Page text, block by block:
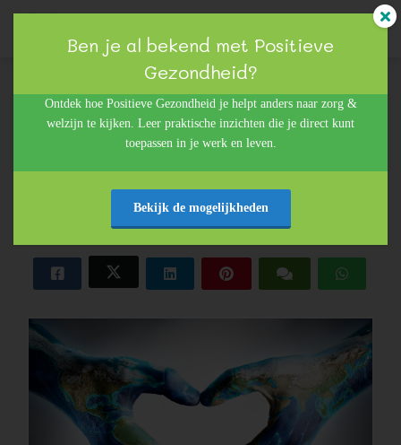
Sheila Neijman
05 juli 2015inGeluk op werk
Happy Challenge dag 1: De Wim Hof
Ben je al bekend met Positieve
Gezondheid?
Ontdek hoe Positieve Gezondheid je helpt anders naar zorg &
welzijn te kijken. Leer praktische inzichten die je direct kunt
toepassen in je werk en leven.
Bekijk de mogelijkheden
om
gebruikt
deze